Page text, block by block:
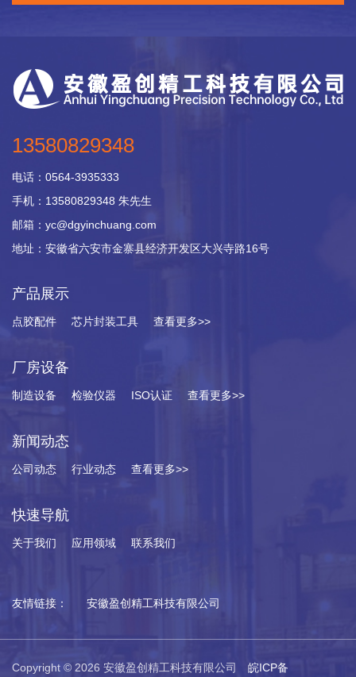
13580829348
电话： 0564-3935333
手机：13580829348 朱先生
邮箱：yc@dgyinchuang.com
地址： 安徽省六安市金寨县经济开发区大兴寺路16号
产品展示
点胶配件 芯片封装工具 查看更多>>
厂房设备
制造设备 检验仪器 ISO认证 查看更多>>
新闻动态
公司动态 行业动态 查看更多>>
快速导航
关于我们 应用领域 联系我们
友情链接： 安徽盈创精工科技有限公司
Copyright © 2026 安徽盈创精工科技有限公司 皖ICP备